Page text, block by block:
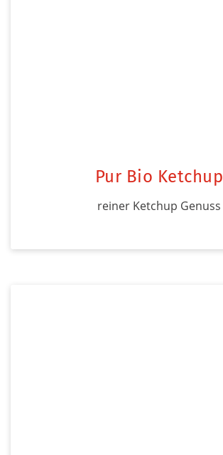
Pur Bio Ketchup
reiner Ketchup Genuss